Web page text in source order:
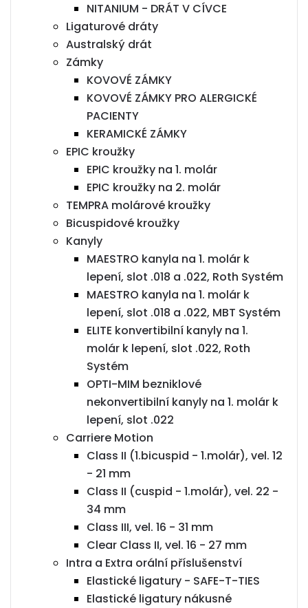
NITANIUM - DRÁT V CÍVCE
Ligaturové dráty
Australský drát
Zámky
KOVOVÉ ZÁMKY
KOVOVÉ ZÁMKY PRO ALERGICKÉ
PACIENTY
KERAMICKÉ ZÁMKY
EPIC kroužky
EPIC kroužky na 1. molár
EPIC kroužky na 2. molár
TEMPRA molárové kroužky
Bicuspidové kroužky
Kanyly
MAESTRO kanyla na 1. molár k
lepení, slot .018 a .022, Roth Systém
MAESTRO kanyla na 1. molár k
lepení, slot .018 a .022, MBT Systém
ELITE konvertibilní kanyly na 1.
molár k lepení, slot .022, Roth
Systém
OPTI-MIM bezniklové
nekonvertibilní kanyly na 1. molár k
lepení, slot .022
Carriere Motion
Class II (1.bicuspid - 1.molár), vel. 12
- 21 mm
Class II (cuspid - 1.molár), vel. 22 -
34 mm
Class III, vel. 16 - 31 mm
Clear Class II, vel. 16 - 27 mm
Intra a Extra orální příslušenství
Elastické ligatury - SAFE-T-TIES
Elastické ligatury nákusné